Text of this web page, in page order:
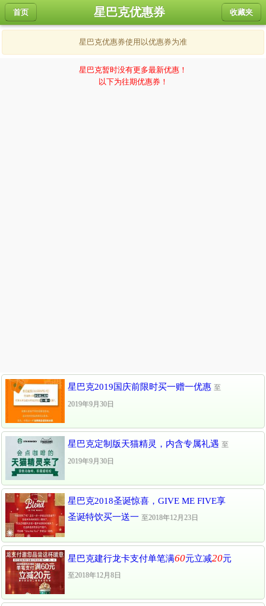
首页 收藏夹
星巴克优惠券
星巴克优惠券使用以优惠券为准
星巴克暂时没有更多最新优惠！
以下为往期优惠券！
星巴克2019国庆前限时买一赠一优惠 至
2019年9月30日
星巴克定制版天猫精灵，内含专属礼遇 至
2019年9月30日
星巴克2018圣诞惊喜，GIVE ME FIVE享
圣诞特饮买一送一 至2018年12月23日
星巴克建行龙卡支付单笔满60元立减20元
至2018年12月8日